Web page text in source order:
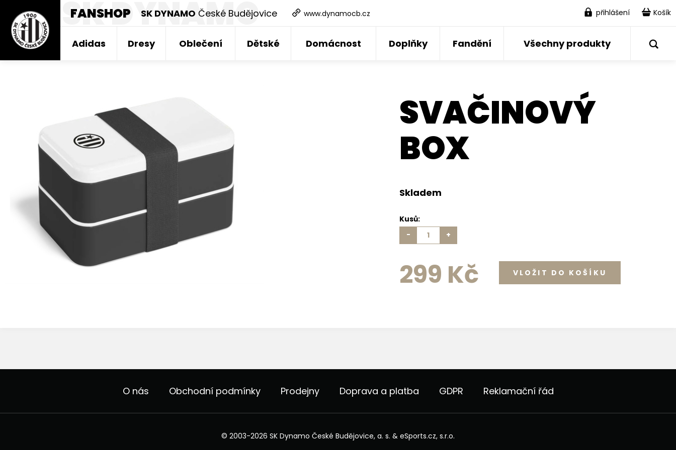
FANSHOP SK DYNAMO České Budějovice
SK DYNAMO www.dynamocb.cz přihlášení Košík
Adidas Dresy Oblečení Dětské Domácnost Doplňky Fandění Všechny produkty
SVAČINOVÝ
BOX
Skladem
Kusů:
-
+
299 Kč
O nás Obchodní podmínky Prodejny Doprava a platba GDPR Reklamační řád
© 2003-2026 SK Dynamo České Budějovice, a. s. & eSports.cz, s.r.o.